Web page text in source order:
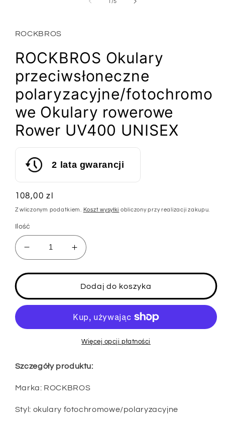
1 /5
ROCKBROS
ROCKBROS Okulary
przeciwsłoneczne
polaryzacyjne/fotochromo
we Okulary rowerowe
Rower UV400 UNISEX
2 lata gwarancji
Cena
regularna
108,00 zl
Z wliczonym podatkiem. Koszt wysyłki obliczony przy realizacji zakupu.
Ilość
Zmniejsz
ilość
dla
ROCKBROS
Okulary
przeciwsłoneczne
polaryzacyjne/fotochromowe
Okulary
UV400
UNISEX
Zwiększ
ilość
dla
ROCKBROS
Okulary
przeciwsłoneczne
polaryzacyjne/fotochromowe
Okulary
rowerowe
UV400
Dodaj do koszyka
Więcej opcji płatności
Szczegóły produktu:
Marka: ROCKBROS
Styl: okulary fotochromowe/polaryzacyjne